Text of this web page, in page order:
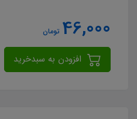
46,000 تومان